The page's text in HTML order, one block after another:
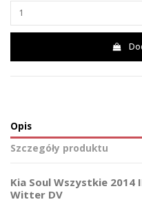
Opis
Szczegóły produktu
Kia Soul Wszystkie
Witter DV